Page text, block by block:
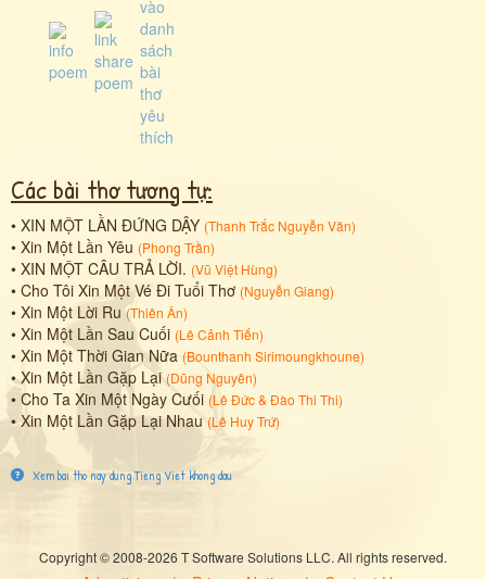
Các bài thơ tương tự:
• XIN MỘT LẦN ĐỨNG DẬY (Thanh Trắc Nguyễn Văn)
• Xin Một Lần Yêu (Phong Trần)
• XIN MỘT CÂU TRẢ LỜI. (Vũ Việt Hùng)
• Cho Tôi Xin Một Vé Đi Tuổi Thơ (Nguyễn Giang)
• Xin Một Lời Ru (Thiên Ân)
• Xin Một Lần Sau Cuối (Lê Cảnh Tiến)
• Xin Một Thời Gian Nữa (Bounthanh Sirimoungkhoune)
•Xin Một Lần Gặp Lại (Dũng Nguyên)
• Cho Ta Xin Một Ngày Cưối (Lê Đức& Đào Thi Thi)
•Xin Một Lần Gặp Lại Nhau (Lê Huy Trứ)
Xem bai tho nay dung Tieng Viet khong dau
Copyright © 2008-2026 T Software Solutions LLC. All rights reserved.